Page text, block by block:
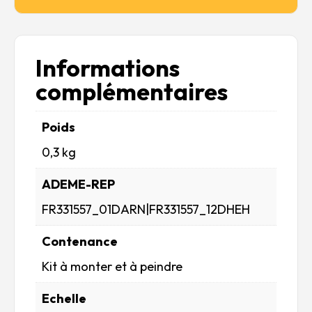
Informations
complémentaires
Poids
0,3 kg
ADEME-REP
FR331557_01DARN|FR331557_12DHEH
Contenance
Kit à monter et à peindre
Echelle